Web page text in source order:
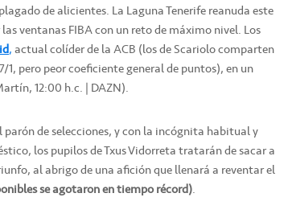
de alicientes. La Laguna Tenerife reanuda este
ventanas FIBA con un reto de máximo nivel. Los
,actual colíder de la ACB (los de Scariolo comparten
pero peor coeficiente general de puntos), en un
12:00 h.c. | DAZN).
de selecciones, y con la incógnita habitual y
los pupilos de Txus Vidorreta tratarán de sacar a
al abrigo de una afición que llenará a reventar el
se agotaron en tiempo récord).